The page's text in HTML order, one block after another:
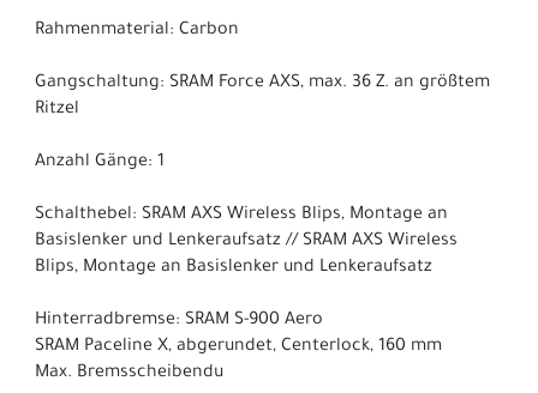
Rahmenmaterial: Carbon
Gangschaltung: SRAM Force AXS, max. 36 Z. an größtem
Ritzel
Anzahl Gänge: 1
Schalthebel: SRAM AXS Wireless Blips, Montage an
Basislenker und Lenkeraufsatz // SRAM AXS Wireless
Blips, Montage an Basislenker und Lenkeraufsatz
Hinterradbremse: SRAM S-900 Aero
SRAM Paceline X, abgerundet, Centerlock, 160 mm
Max. Bremsscheibendu